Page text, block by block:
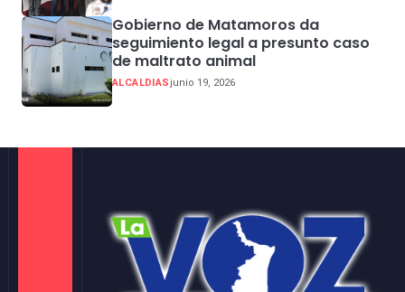
Gobierno de Matamoros da
seguimiento legal a presunto caso
de maltrato animal
ALCALDIASjunio 19, 2026